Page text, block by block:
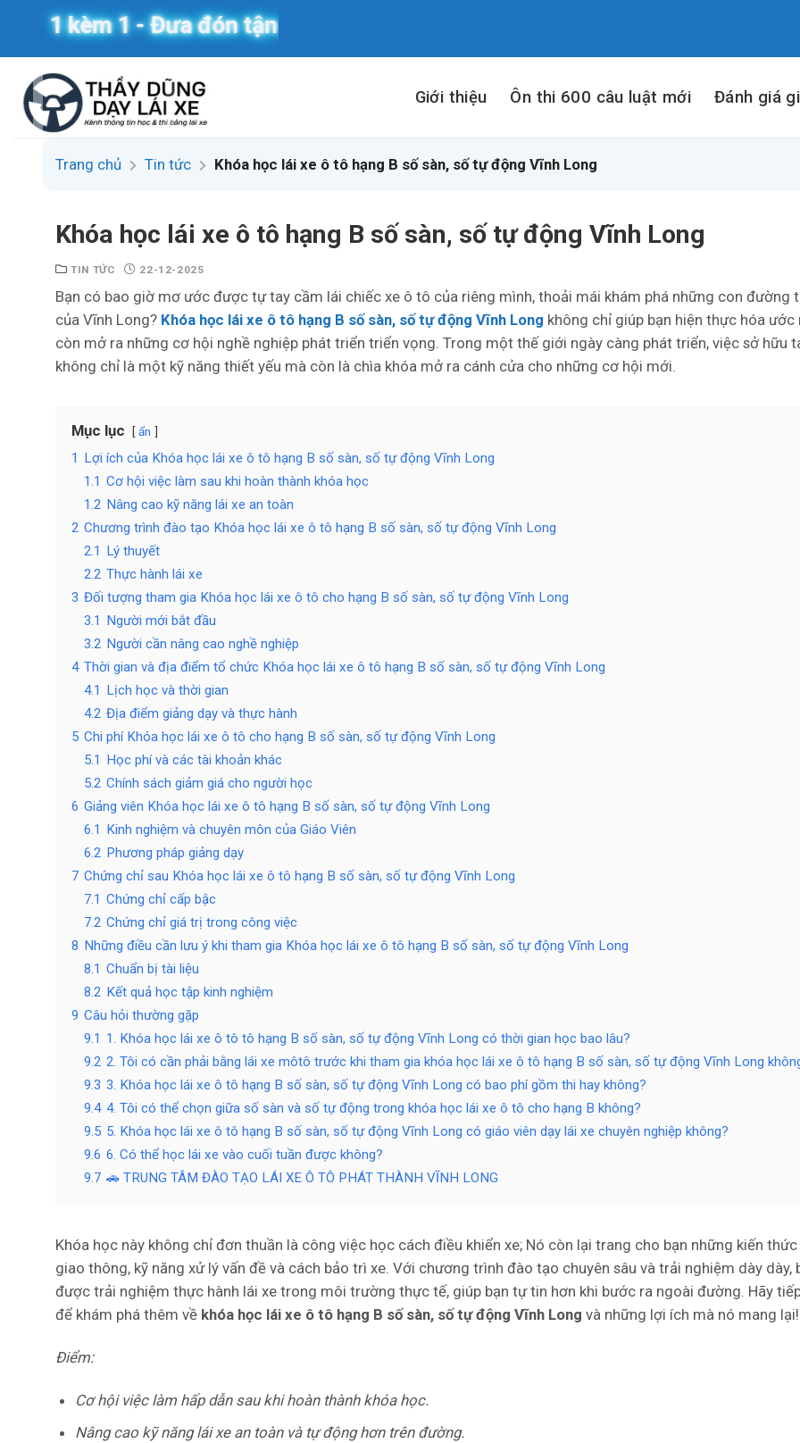
content
1 - Đưa đón tận nơi
Giới thiệu Ôn thi 600 câu luật mới Đánh giá
Trang chủ Tin tức Khóa học lái xe ô tô hạng B số sàn, số tự động Vĩnh Long
Khóa học lái xe ô tô hạng B số sàn, số tự động Vĩnh Long
TIN TỨC 22-12-2025
Bạn có bao giờ mơ ước được tự tay cầm lái chiếc xe ô tô của riêng mình, thoải mái khám phá những con đường
của Vĩnh Long? Khóa học lái xe ô tô hạng B số sàn, số tự động Vĩnh Long không chỉ giúp bạn hiện thực hóa ước
còn mở ra những cơ hội nghề nghiệp phát triển triển vọng. Trong một thế giới ngày càng phát triển, việc sở hữu
không chỉ là một kỹ năng thiết yếu mà còn là chìa khóa mở ra cánh cửa cho những cơ hội mới.
Mục lục ẩn
1
Lợi ích của Khóa học lái xe ô tô hạng B số sàn, số tự động Vĩnh Long
1.1 Cơ hội việc làm sau khi hoàn thành khóa học
1.2 Nâng cao kỹ năng lái xe an toàn
2 Chương trình đào tạo Khóa học lái xe ô tô hạng B số sàn, số tự động Vĩnh Long
2.1
Lý thuyết
2.2 Thực hành lái xe
3 Đối tượng tham gia Khóa học lái xe ô tô cho hạng B số sàn, số tự động Vĩnh Long
3.1
Người mới bắt đầu
3.2 Người cần nâng cao nghề nghiệp
4 Thời gian và địa điểm tổ chức Khóa học lái xe ô tô hạng B số sàn, số tự động Vĩnh Long
4.1
Lịch học và thời gian
4.2 Địa điểm giảng dạy và thực hành
5 Chi phí Khóa học lái xe ô tô cho hạng B số sàn, số tự động Vĩnh Long
5.1
Học phí và các tài khoản khác
5.2 Chính sách giảm giá cho người học
6 Giảng viên Khóa học lái xe ô tô hạng B số sàn, số tự động Vĩnh Long
6.1
Kinh nghiệm và chuyên môn của Giáo Viên
6.2 Phương pháp giảng dạy
7 Chứng chỉ sau Khóa học lái xe ô tô hạng B số sàn, số tự động Vĩnh Long
7.1 Chứng chỉ cấp bậc
7.2 Chứng chỉ giá trị trong công việc
8 Những điều cần lưu ý khi tham gia Khóa học lái xe ô tô hạng B số sàn, số tự động Vĩnh Long
8.1 Chuẩn bị tài liệu
8.2 Kết quả học tập kinh nghiệm
9 Câu hỏi thường gặp
9.1 1. Khóa học lái xe ô tô tô hạng B số sàn, số tự động Vĩnh Long có thời gian học bao lâu?
9.2 2. Tôi có cần phải bằng lái xe môtô trước khi tham gia khóa học lái xe ô tô hạng B số sàn, số tự động Vĩnh Long
9.3 3. Khóa học lái xe ô tô hạng B số sàn, số tự động Vĩnh Long có bao phí gồm thi hay không?
9.4 4. Tôi có thể chọn giữa số sàn và số tự động trong khóa học lái xe ô tô cho hạng B không?
9.5 5. Khóa học lái xe ô tô hạng B số sàn, số tự động Vĩnh Long có giáo viên dạy lái xe chuyên nghiệp không?
9.6 6. Có thể học lái xe vào cuối tuần được không?
9.7 🚗 TRUNG TÂM ĐÀO TẠO LÁI XE Ô TÔ PHÁT THÀNH VĨNH LONG
Khóa học này không chỉ đơn thuần là công việc học cách điều khiển xe; Nó còn lại trang cho bạn những kiến
giao thông, kỹ năng xử lý vấn đề và cách bảo trì xe. Với chương trình đào tạo chuyên sâu và trải nghiệm dày dày,
được trải nghiệm thực hành lái xe trong môi trường thực tế, giúp bạn tự tin hơn khi bước ra ngoài đường. Hãy
để khám phá thêm về khóa học lái xe ô tô hạng B số sàn, số tự động Vĩnh Long và những lợi ích mà nó mang lại!
Điểm:
Cơ hội việc làm hấp dẫn sau khi hoàn thành khóa học.
Nâng cao kỹ năng lái xe an toàn và tự động hơn trên đường.